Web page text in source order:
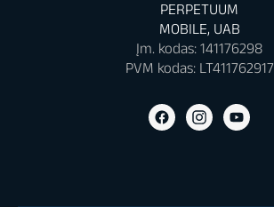
PERPETUUM
MOBILE, UAB
Įm. kodas: 141176298
PVM kodas: LT411762917